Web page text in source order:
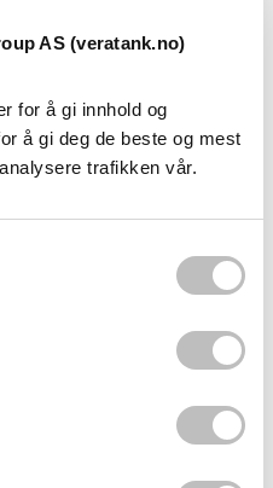
AS (veratank.no)
for å gi innhold og
å gi deg de beste og mest
trafikken vår.